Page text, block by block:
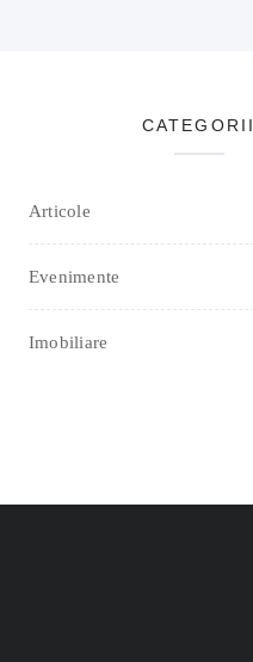
CATEGORII
Articole
Evenimente
Imobiliare